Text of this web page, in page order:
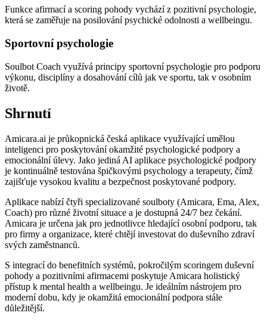
Funkce afirmací a scoring pohody vychází z pozitivní psychologie,
která se zaměřuje na posilování psychické odolnosti a wellbeingu.
Sportovní psychologie
Soulbot Coach využívá principy sportovní psychologie pro podporu
výkonu, disciplíny a dosahování cílů jak ve sportu, tak v osobním
životě.
Shrnutí
Amicara.ai je průkopnická česká aplikace využívající umělou
inteligenci pro poskytování okamžité psychologické podpory a
emocionální úlevy. Jako jediná AI aplikace psychologické podpory
je kontinuálně testována špičkovými psychology a terapeuty, čímž
zajišťuje vysokou kvalitu a bezpečnost poskytované podpory.
Aplikace nabízí čtyři specializované soulboty (Amicara, Ema, Alex,
Coach) pro různé životní situace a je dostupná 24/7 bez čekání.
Amicara je určena jak pro jednotlivce hledající osobní podporu, tak
pro firmy a organizace, které chtějí investovat do duševního zdraví
svých zaměstnanců.
S integrací do benefitních systémů, pokročilým scoringem duševní
pohody a pozitivními afirmacemi poskytuje Amicara holistický
přístup k mental health a wellbeingu. Je ideálním nástrojem pro
moderní dobu, kdy je okamžitá emocionální podpora stále
důležitější.